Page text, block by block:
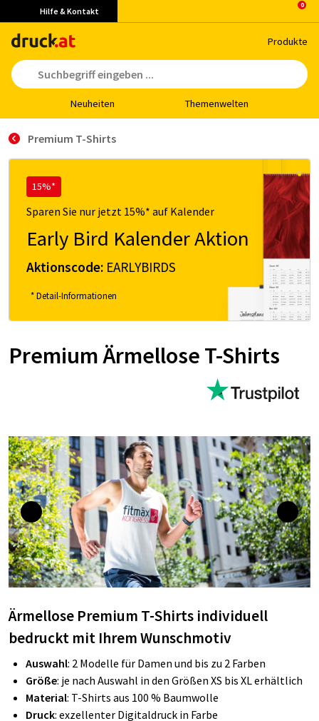
Hilfe & Kontakt
Pro­duk­te
Neu­hei­ten The­men­wel­ten
Premium T-Shirts
15%*
Sparen Sie nur jetzt 15%* auf Kalender
Early Bird Kalender Aktion
Aktionscode: EARLYBIRDS
* Detail-Informationen
Premium Ärmellose T-Shirts
Ärmellose Premium T-Shirts individuell
bedruckt mit Ihrem Wunschmotiv
Auswahl: 2 Modelle für Damen und bis zu 2 Farben
Größe: je nach Auswahl in den Größen XS bis XL erhältlich
Material: T-Shirts aus 100 % Baumwolle
Druck: exzellenter Digitaldruck in Farbe